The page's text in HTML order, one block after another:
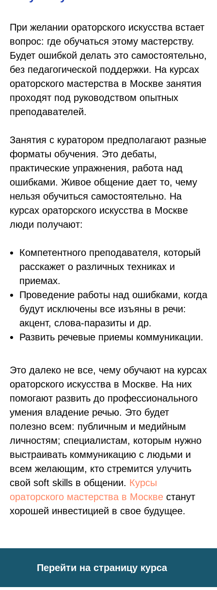
При желании ораторского искусства встает
вопрос: где обучаться этому мастерству.
Будет ошибкой делать это самостоятельно,
без педагогической поддержки. На курсах
ораторского мастерства в Москве занятия
проходят под руководством опытных
преподавателей.
Занятия с куратором предполагают разные
форматы обучения. Это дебаты,
практические упражнения, работа над
ошибками. Живое общение дает то, чему
нельзя обучиться самостоятельно. На
курсах ораторского искусства в Москве
люди получают:
Компетентного преподавателя, который
расскажет о различных техниках и
приемах.
Проведение работы над ошибками, когда
будут исключены все изъяны в речи:
акцент, слова-паразиты и др.
Развить речевые приемы коммуникации.
Это далеко не все, чему обучают на курсах
ораторского искусства в Москве. На них
помогают развить до профессионального
умения владение речью. Это будет
полезно всем: публичным и медийным
личностям; специалистам, которым нужно
выстраивать коммуникацию с людьми и
всем желающим, кто стремится улучить
свой soft skills в общении. Курсы
ораторского мастерства в Москве станут
хорошей инвестицией в свое будущее.
Перейти на страницу курса